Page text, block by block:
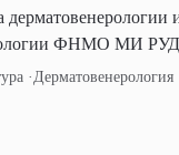
дерматовенерологии
ФНМО МИ
Дерматовенерология